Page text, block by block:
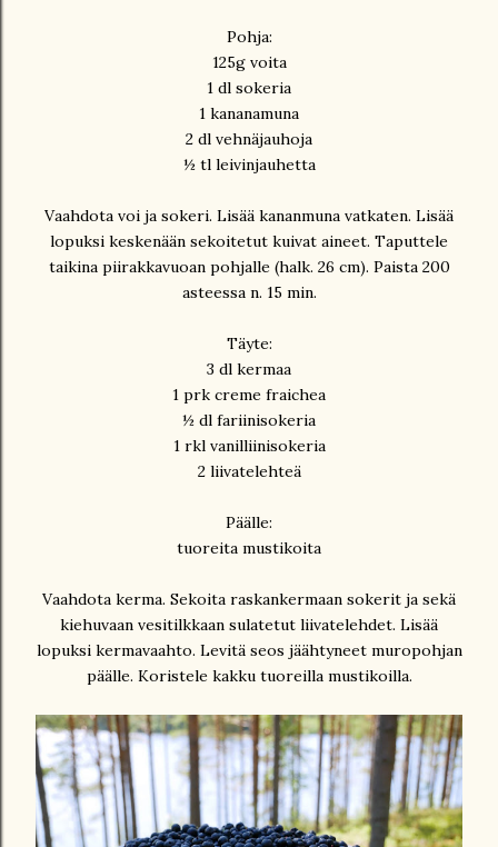
Pohja:
125g voita
1 dl sokeria
1 kananamuna
2 dl vehnäjauhoja
½ tl leivinjauhetta
Vaahdota voi ja sokeri. Lisää kananmuna vatkaten. Lisää
lopuksi keskenään sekoitetut kuivat aineet. Taputtele
taikina piirakkavuoan pohjalle (halk. 26 cm). Paista 200
asteessa n. 15 min.
Täyte:
3 dl kermaa
1 prk creme fraichea
½ dl fariinisokeria
1 rkl vanilliinisokeria
2 liivatelehteä
Päälle:
tuoreita mustikoita
Vaahdota kerma. Sekoita raskankermaan sokerit ja sekä
kiehuvaan vesitilkkaan sulatetut liivatelehdet. Lisää
lopuksi kermavaahto. Levitä seos jäähtyneet muropohjan
päälle. Koristele kakku tuoreilla mustikoilla.